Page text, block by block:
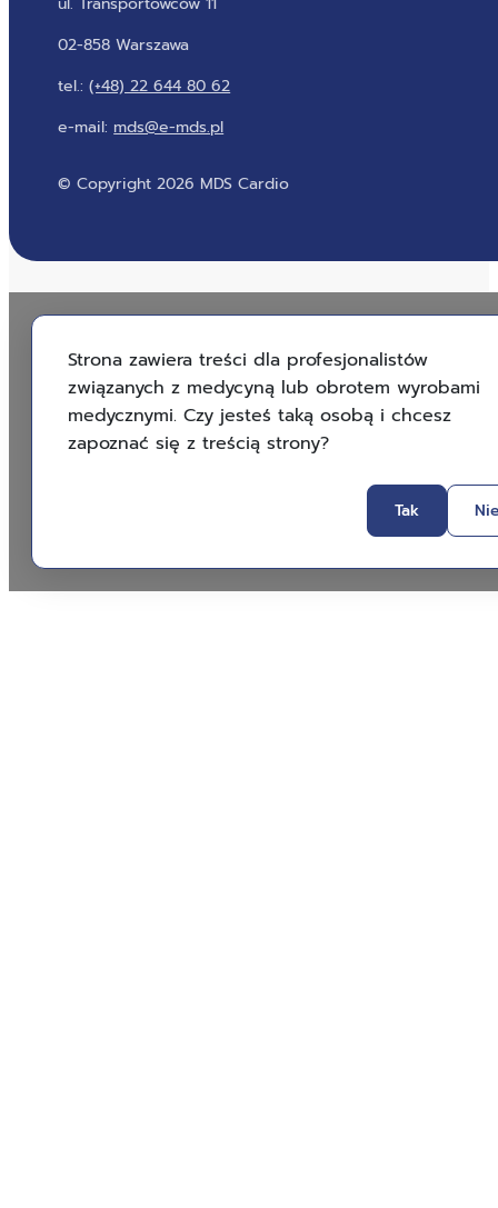
02-858 Warszawa
tel.:(+48) 22 644 80 62
e-mail: mds@e-mds.pl
© Copyright 2026 MDS Cardio
Strona zawiera treści dla profesjonalistów
związanych z medycyną lub obrotem wyrobami
medycznymi. Czy jesteś taką osobą i chcesz
zapoznać się z treścią strony?
Tak